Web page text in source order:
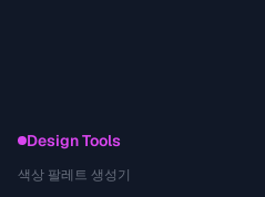
Design Tools
색상 팔레트 생성기